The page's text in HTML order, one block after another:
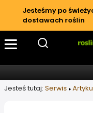
Jesteśmy po
dostawach roślin
Jesteś tutaj: Serwis